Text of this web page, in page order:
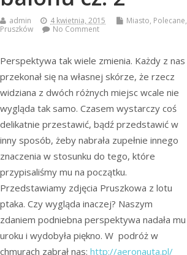
admin 4 kwietnia, 2015 Miasto, Polecane,
Pruszków
No Comment
Perspektywa tak wiele zmienia. Każdy z nas
przekonał się na własnej skórze, że rzecz
widziana z dwóch różnych miejsc wcale nie
wygląda tak samo. Czasem wystarczy coś
delikatnie przestawić, bądź przedstawić w
inny sposób, żeby nabrała zupełnie innego
znaczenia w stosunku do tego, które
przypisaliśmy mu na początku.
Przedstawiamy zdjęcia Pruszkowa z lotu
ptaka. Czy wygląda inaczej? Naszym
zdaniem podniebna perspektywa nadała mu
uroku i wydobyła piękno. W podróż w
chmurach zabrał nas: http://aeronauta.pl/